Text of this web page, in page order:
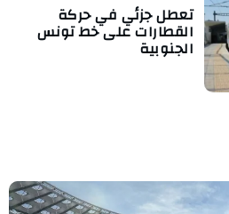
تعطل جزئي في حركة
القطارات على خط تونس
الجنوبية